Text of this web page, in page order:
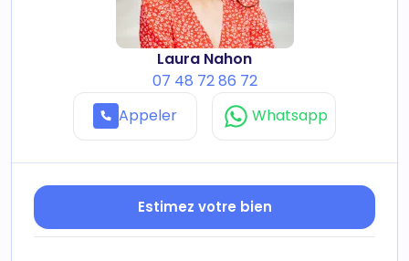
Laura Nahon
07 48 72 86 72
Appeler
Whatsapp
Estimez votre bien